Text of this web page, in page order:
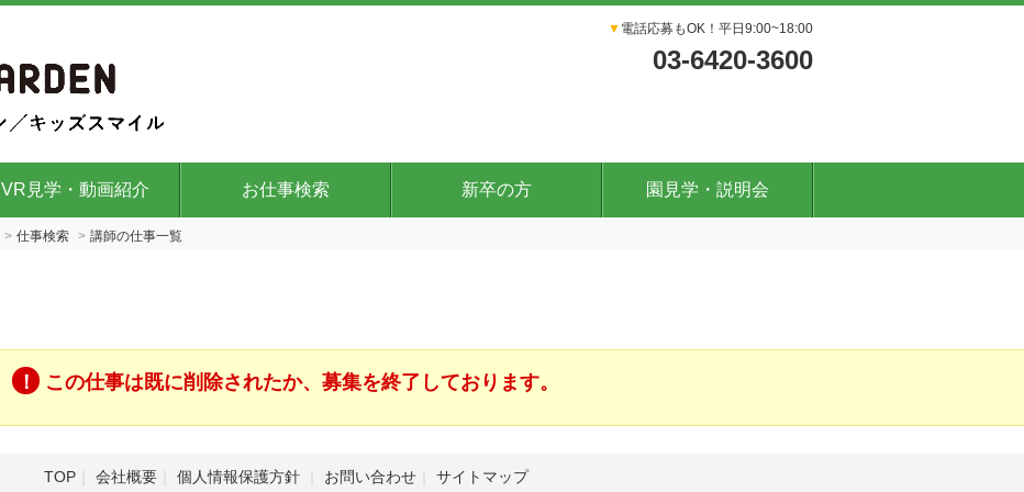
▼ 電話応募もOK！平日9:00~18:00
03-6420-3600
VR見学・動画紹介 お仕事検索 新卒の方 園見学・説明会
仕事検索 講師の仕事一覧
この仕事は既に削除されたか、募集を終了しております。
TOP 会社概要 個人情報保護方針 お問い合わせ サイトマップ